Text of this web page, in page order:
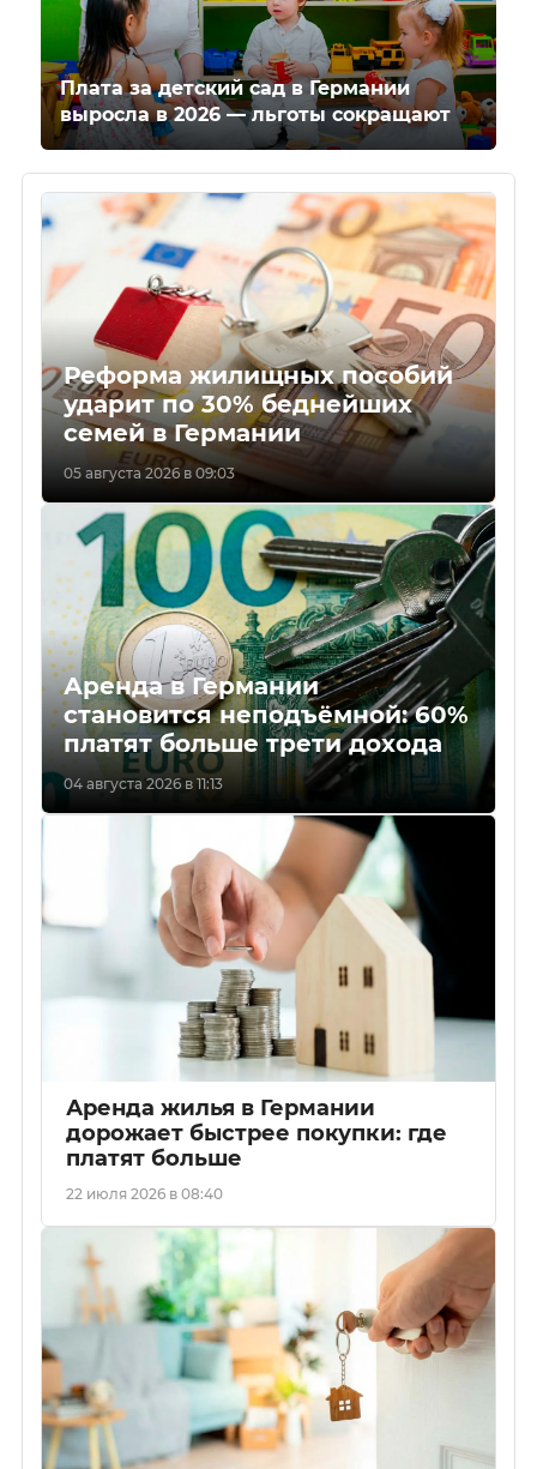
Плата за детский сад в Германии
выросла в 2026 — льготы сокращают
Реформа жилищных пособий
ударит по 30% беднейших
семей в Германии
05 августа 2026 в 09:03
Аренда в Германии
становится неподъёмной: 60%
платят больше трети дохода
04 августа 2026 в 11:13
Аренда жилья в Германии
дорожает быстрее покупки: где
платят больше
22 июля 2026 в 08:40